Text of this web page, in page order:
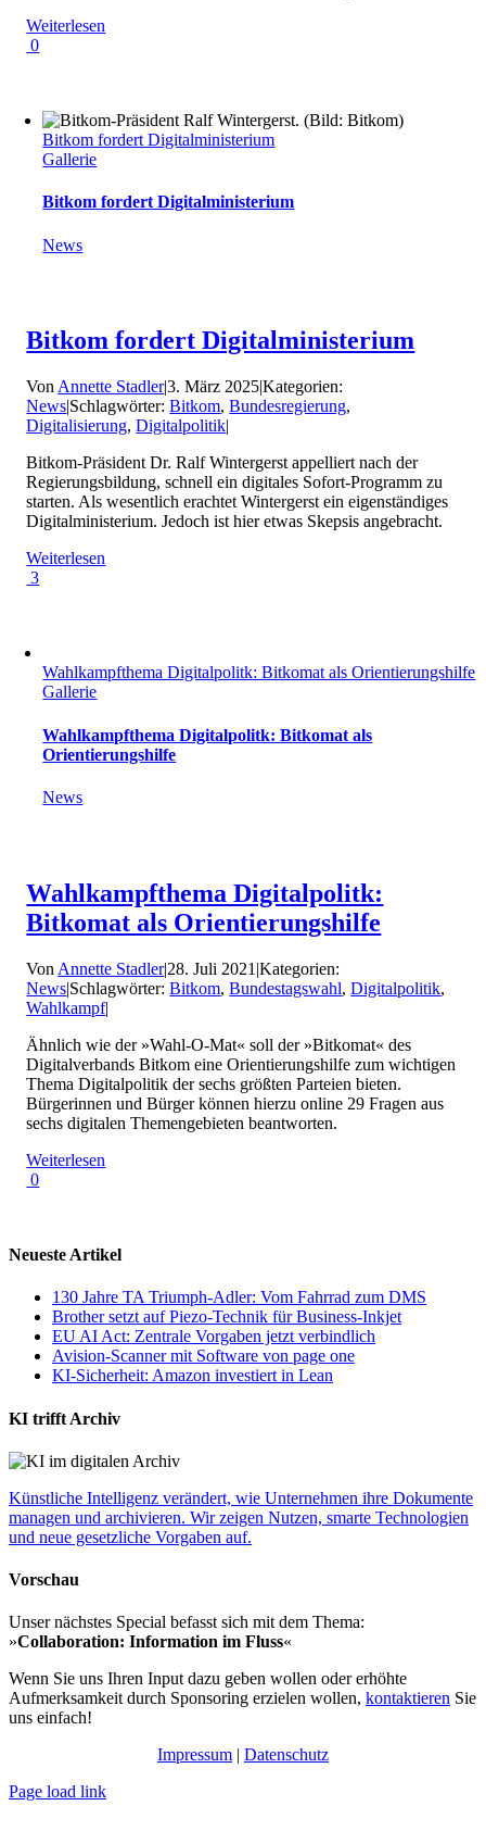
Weiterlesen
0
Bitkom fordert Digitalministerium
Gallerie
Bitkom fordert Digitalministerium
News
Bitkom fordert Digitalministerium
Von Annette Stadler|3. März 2025|Kategorien:
News|Schlagwörter:Bitkom,Bundesregierung,
Digitalisierung,Digitalpolitik|
Bitkom-Präsident Dr. Ralf Wintergerst appelliert nach der
Regierungsbildung, schnell ein digitales Sofort-Programm zu
starten. Als wesentlich erachtet Wintergerst ein eigenständiges
Digitalministerium. Jedoch ist hier etwas Skepsis angebracht.
Weiterlesen
3
Wahlkampfthema Digitalpolitk: Bitkomat als Orientierungshilfe
Gallerie
Wahlkampfthema Digitalpolitk: Bitkomat als
Orientierungshilfe
News
Wahlkampfthema Digitalpolitk:
Bitkomat als Orientierungshilfe
Von Annette Stadler|28. Juli 2021 |Kategorien:
News|Schlagwörter:Bitkom,Bundestagswahl,Digitalpolitik,
Wahlkampf|
Ähnlich wie der »Wahl-O-Mat« soll der »Bitkomat« des
Digitalverbands Bitkom eine Orientierungshilfe zum wichtigen
Thema Digitalpolitik der sechs größten Parteien bieten.
Bürgerinnen und Bürger können hierzu online 29 Fragen aus
sechs digitalen Themengebieten beantworten.
Weiterlesen
0
Neueste Artikel
130 Jahre TA Triumph-Adler: Vom Fahrrad zum DMS
Brother setzt auf Piezo-Technik für Business-Inkjet
EU AI Act: Zentrale Vorgaben jetzt verbindlich
Avision-Scanner mit Software von page one
KI-Sicherheit: Amazon investiert in Lean
KI trifft Archiv
Künstliche Intelligenz verändert, wie Unternehmen ihre Dokumente
managen und archivieren. Wir zeigen Nutzen, smarte Technologien
und neue gesetzliche Vorgaben auf.
Vorschau
Unser nächstes Special befasst sich mit dem Thema:
»Collaboration: Information im Fluss«
Wenn Sie uns Ihren Input dazu geben wollen oder erhöhte
Aufmerksamkeit durch Sponsoring erzielen wollen, kontaktieren Sie
uns einfach!
Impressum | Datenschutz
Page load link